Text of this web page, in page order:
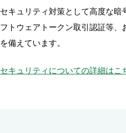
セキュリティ対策として高度な
フトウェアトークン取引認証等
を備えています。
セキュリティについての詳細はこ